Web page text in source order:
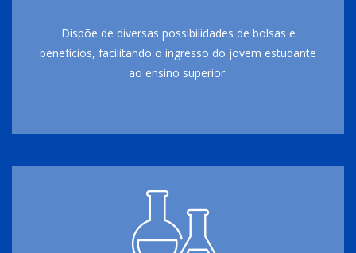
Dispõe de diversas possibilidades de bolsas e
benefícios, facilitando o ingresso do jovem estudante
ao ensino superior.